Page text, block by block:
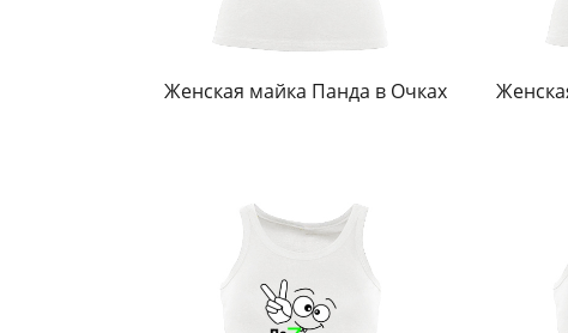
Женская майка Панда в Очках